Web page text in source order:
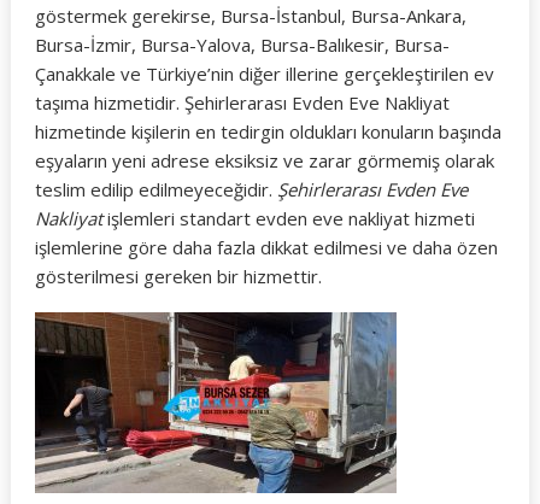
göstermek gerekirse, Bursa-İstanbul, Bursa-Ankara,
Bursa-İzmir, Bursa-Yalova, Bursa-Balıkesir, Bursa-
Çanakkale ve Türkiye’nin diğer illerine gerçekleştirilen ev
taşıma hizmetidir. Şehirlerarası Evden Eve Nakliyat
hizmetinde kişilerin en tedirgin oldukları konuların başında
eşyaların yeni adrese eksiksiz ve zarar görmemiş olarak
teslim edilip edilmeyeceğidir. Şehirlerarası Evden Eve
Nakliyatişlemleri standart evden eve nakliyat hizmeti
işlemlerine göre daha fazla dikkat edilmesi ve daha özen
gösterilmesi gereken bir hizmettir.